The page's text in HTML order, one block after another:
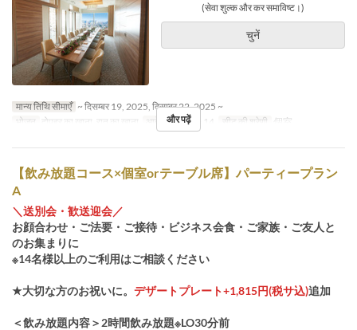
(सेवा शुल्क और कर समाविष्ट।)
चुनें
मान्य तिथि सीमाएँ ~ दिसम्बर 19, 2025, दिसम्बर 22, 2025 ~
भोजन
दोपहर का खाना, रात का खाना आदेश सीमा 6 ~ 14 सीट की श्रेणी 個室
और पढ़ें
【飲み放題コース×個室orテーブル席】パーティープラン
A
＼送別会・歓送迎会／
お顔合わせ・ご法要・ご接待・ビジネス会食・ご家族・ご友人と
のお集まりに
※14名様以上のご利用はご相談ください
★大切な方のお祝いに。 デザートプレート+1,815円(税サ込)追加
＜飲み放題内容＞2時間飲み放題※LO30分前